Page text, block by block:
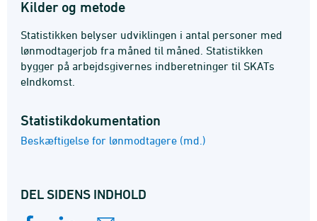
Kilder og metode
Statistikken belyser udviklingen i antal personer med
lønmodtagerjob fra måned til måned. Statistikken
bygger på arbejdsgivernes indberetninger til SKATs
eIndkomst.
Statistik­dokumentation
Beskæftigelse for lønmodtagere (md.)
DEL SIDENS INDHOLD